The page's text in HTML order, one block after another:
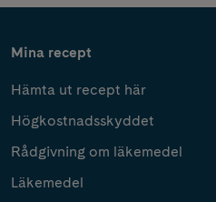
Mina recept
Hämta ut recept här
Högkostnadsskyddet
Rådgivning om läkemedel
Läkemedel